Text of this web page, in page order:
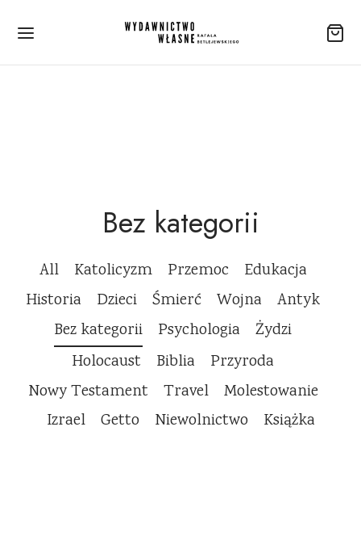
Bez kategorii
All Katolicyzm Przemoc
Edukacja
Historia
Dzieci Śmierć Wojna
Antyk
Bez kategorii
Psychologia
Żydzi
Holocaust
Biblia
Przyroda
Nowy Testament
Travel
Molestowanie
Izrael
Getto Niewolnictwo Książka